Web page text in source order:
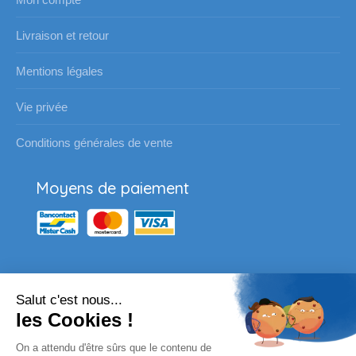
Livraison et retour
Mentions légales
Vie privée
Conditions générales de vente
Moyens de paiement
Nos partenaires
Vous souhaitez passer une
Salut c'est nous...
les Cookies !
On a attendu d'être sûrs que le contenu de